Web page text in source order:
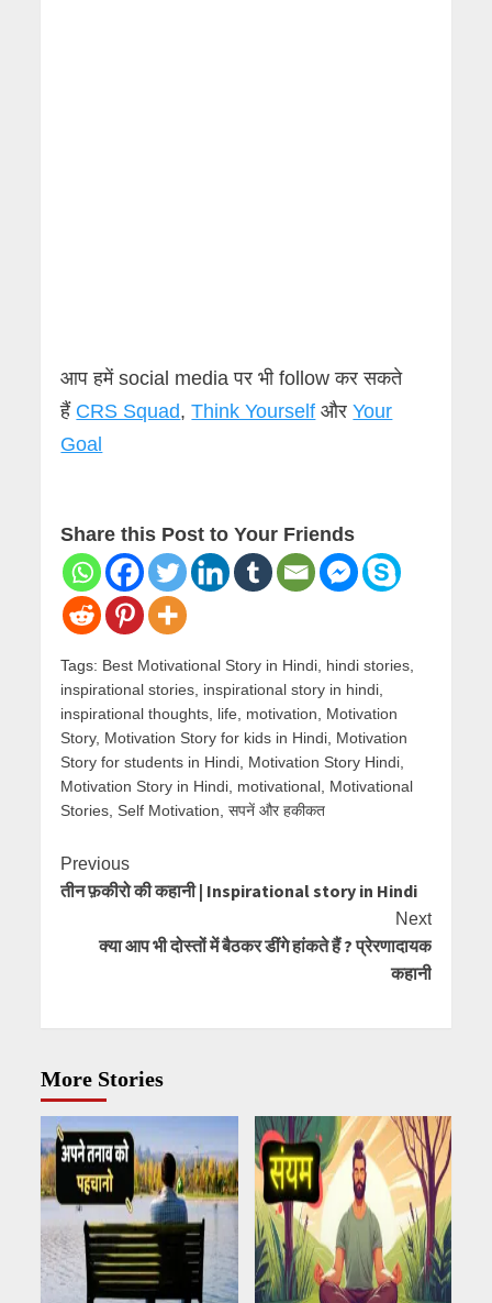
आप हमें social media पर भी follow कर सकते
हैं CRS Squad,Think Yourself औरYour
Goal
Share this Post to Your Friends
Tags: Best Motivational Story in Hindi hindi stories
inspirational stories inspirational story in hindi
inspirational thoughts life motivation
Motivation
Story, Motivation Story for kids in Hindi Motivation
Story for students in Hindi Motivation Story Hindi
Motivation Story in Hindi motivational Motivational
Stories Self Motivation ,सपनें और हकीकत
Continue
Reading
Previous
तीन फ़कीरो की कहानी | Inspirational story in Hindi
Next
क्या आप भी दोस्तों में बैठकर डींगे हांकते हैं ? प्रेरणादायक
कहानी
More Stories